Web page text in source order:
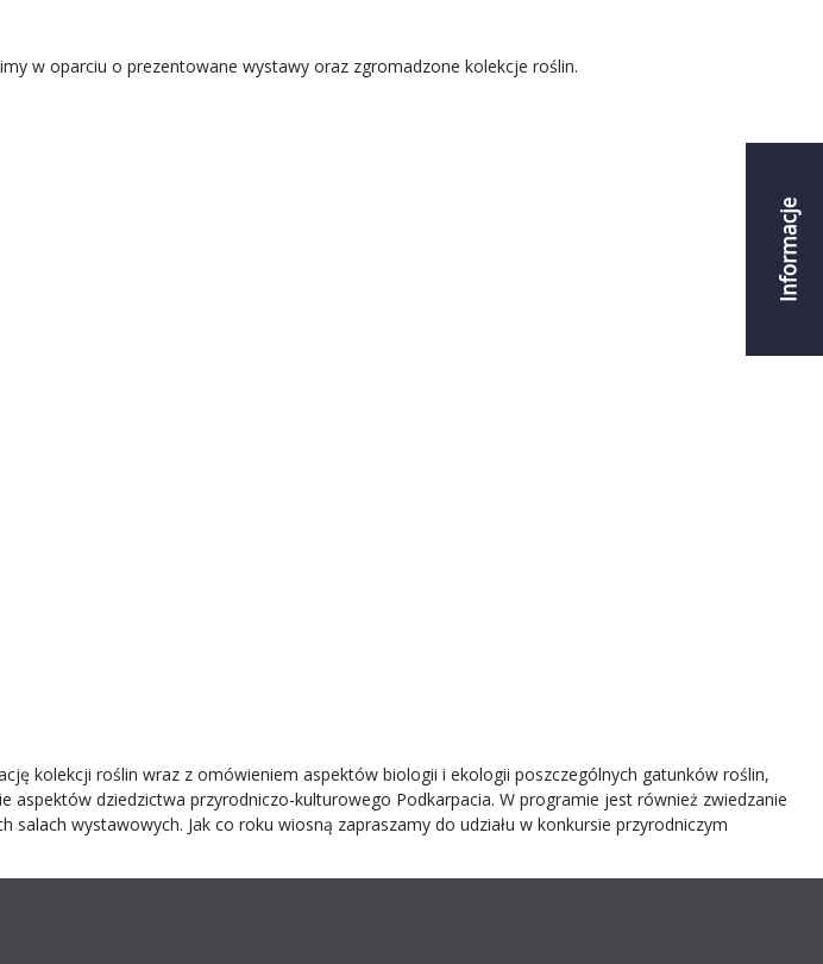
Informacje
w oparciu o prezentowane wystawy oraz zgromadzone kolekcje roślin.
kolekcji roślin wraz z omówieniem aspektów biologii i ekologii poszczególnych gatunków roślin,
dziedzictwa przyrodniczo-kulturowego Podkarpacia. W programie jest również zwiedzanie
wystawowych. Jak co roku wiosną zapraszamy do udziału w konkursie przyrodniczym